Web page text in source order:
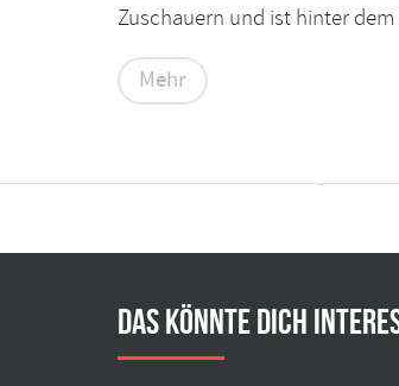
Zuschauern und ist hinter
Mehr
Das könnte dich